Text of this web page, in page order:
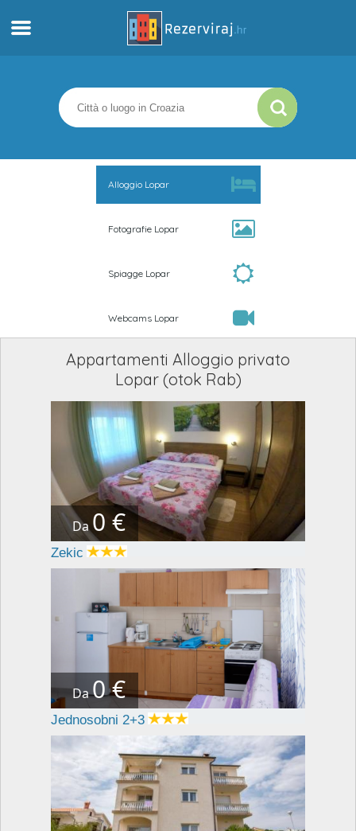
Appartamenti
Informazioni turistiche
Alloggio Lopar
Fotografie Lopar
Spiagge Lopar
Webcams Lopar
Appartamenti Alloggio privato
Lopar (otok Rab)
Da0 €
Zekic
Da0 €
Jednosobni 2+3